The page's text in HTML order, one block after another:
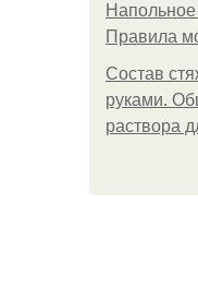
Правила
Состав
руками.
раствора